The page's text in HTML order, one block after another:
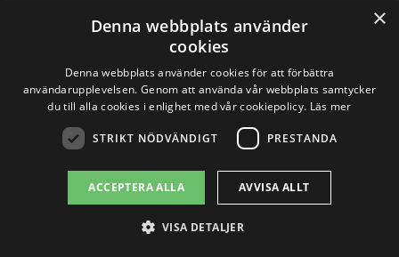
hitta det bästa alternativet för just ditt
Att använda en plattform som hjälper dig
att hitta lokala företag kan underlätta
processen. Genom att samla in flera
erbjudanden kan du på ett enkelt sätt
fatta ett informerat beslut och välja det
×
Denna webbplats använder
cookies
Denna webbplats använder cookies för att förbättra
användarupplevelsen. Genom att använda vår webbplats samtycker
du till alla cookies i enlighet med vår cookiepolicy. Läs mer
STRIKT NÖDVÄNDIGT PRESTANDA
ACCEPTERA ALLA AVVISA ALLT
VISA DETALJER